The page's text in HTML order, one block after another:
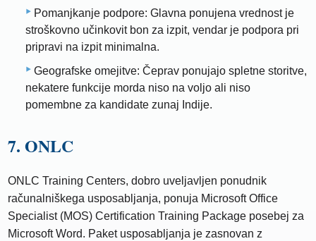
Pomanjkanje podpore: Glavna ponujena vrednost je
stroškovno učinkovit bon za izpit, vendar je podpora pri
pripravi na izpit minimalna.
Geografske omejitve: Čeprav ponujajo spletne storitve,
nekatere funkcije morda niso na voljo ali niso
pomembne za kandidate zunaj Indije.
7. ONLC
ONLC Training Centers, dobro uveljavljen ponudnik
računalniškega usposabljanja, ponuja Microsoft Office
Specialist (MOS) Certification Training Package posebej za
Microsoft Word. Paket usposabljanja je zasnovan z